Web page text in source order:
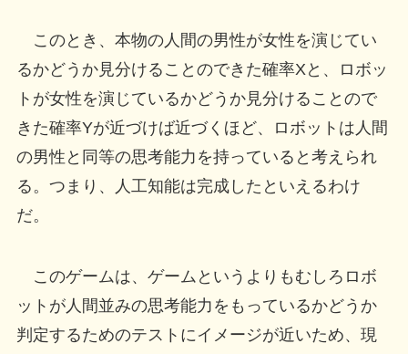
このとき、本物の人間の男性が女性を演じてい
るかどうか見分けることのできた確率Xと、ロボッ
トが女性を演じているかどうか見分けることので
きた確率Yが近づけば近づくほど、ロボットは人間
の男性と同等の思考能力を持っていると考えられ
る。つまり、人工知能は完成したといえるわけ
だ。
このゲームは、ゲームというよりもむしろロボ
ットが人間並みの思考能力をもっているかどうか
判定するためのテストにイメージが近いため、現